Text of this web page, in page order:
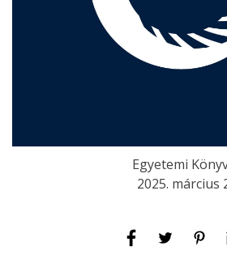
Egyetemi
2025. március